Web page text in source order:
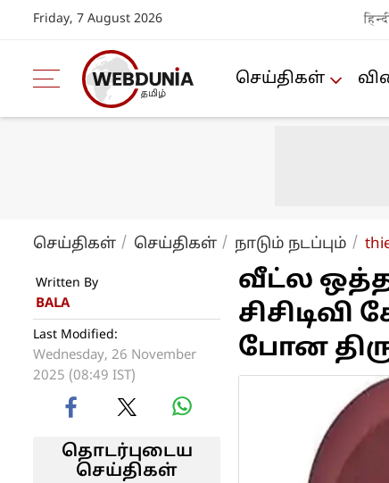
Friday, 7 August 2026
செய்திகள்
செய்திகள் செய்திகள் நாடும் நடப்பும்
Written By
BALA
Last Modified:
Wednesday, 26 November
2025 (08:49 IST)
தொடர்புடைய
செய்திகள்
வீட்ல
சிசிடிவி
போன